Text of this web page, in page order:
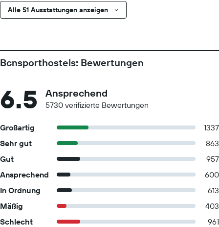
Alle 51 Ausstattungen anzeigen
Bcnsporthostels: Bewertungen
6.5 Ansprechend
5730 verifizierte Bewertungen
Großartig
1337
Sehr gut
863
Gut
957
Ansprechend
600
In Ordnung
613
Mäßig
403
Schlecht
961